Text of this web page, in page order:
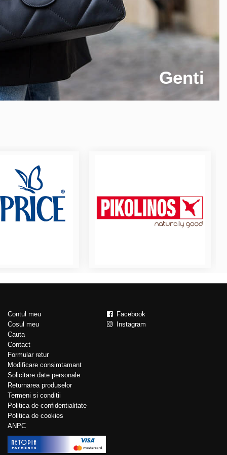
Genti
Contul meu
Cosul meu
Cauta
Contact
Formular retur
Modificare consimtamant
Solicitare date personale
Returnarea produselor
Termeni si conditii
Politica de confidentialitate
Politica de cookies
ANPC
Facebook
Instagram